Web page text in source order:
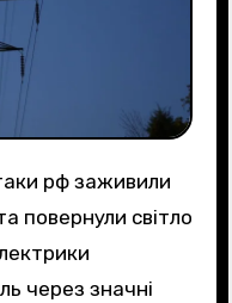
повернули світло
через значні